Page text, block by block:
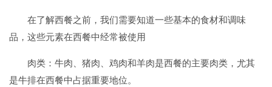
在了解西餐之前，我们需要知道一些基本的食材和调味
品，这些元素在西餐中经常被使用
肉类：牛肉、猪肉、鸡肉和羊肉是西餐的主要肉类，尤其
是牛排在西餐中占据重要地位。